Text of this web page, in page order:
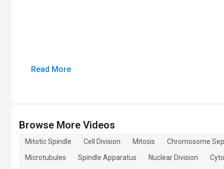
Read More
Browse More Videos
Mitotic Spindle Cell Division Mitosis
Chromosome
Microtubules
Spindle Apparatus Nuclear Division